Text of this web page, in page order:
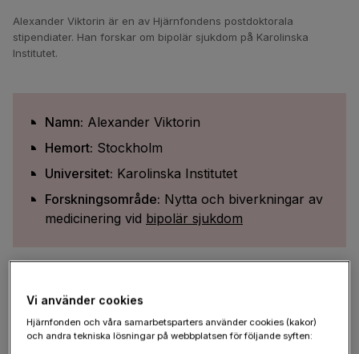
Alexander Viktorin är en av Hjärnfondens postdoktorala
stipendiater. Han forskar om bipolär sjukdom på Karolinska
Institutet.
Namn: Alexander Viktorin
Hemort: Stockholm
Universitet: Karolinska Institutet
Forskningsområde: Nytta och biverkningar av
medicinering vid bipolär sjukdom
Hej Alexander! Hur kommer dina
drabbade?
Vi använder cookies
Hjärnfonden och våra samarbetsparters använder cookies (kakor)
och andra tekniska lösningar på webbplatsen för följande syften: